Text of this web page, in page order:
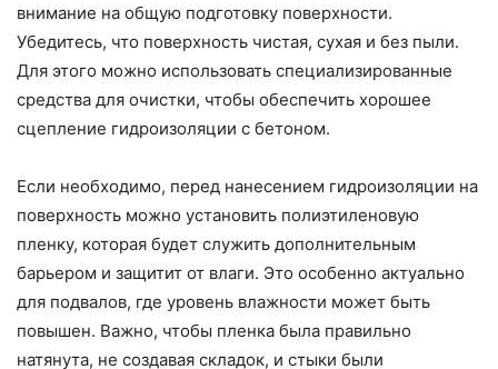
внимание на общую подготовку поверхности.
Убедитесь, что поверхность чистая, сухая и без пыли.
Для этого можно использовать специализированные
средства для очистки, чтобы обеспечить хорошее
сцепление гидроизоляции с бетоном.
Если необходимо, перед нанесением гидроизоляции на
поверхность можно установить полиэтиленовую
пленку, которая будет служить дополнительным
барьером и защитит от влаги. Это особенно актуально
для подвалов, где уровень влажности может быть
повышен. Важно, чтобы пленка была правильно
натянута, не создавая складок, и стыки были